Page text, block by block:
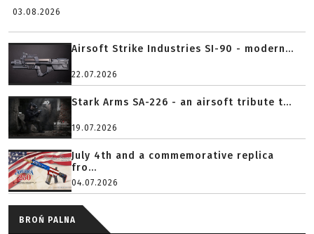
03.08.2026
Airsoft Strike Industries SI-90 - modern...
22.07.2026
Stark Arms SA-226 - an airsoft tribute t...
19.07.2026
July 4th and a commemorative replica
fro...
04.07.2026
BROŃ PALNA